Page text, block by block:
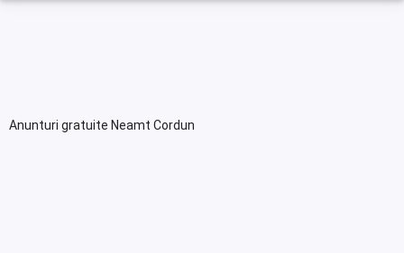
Anunturi gratuite Neamt Cordun